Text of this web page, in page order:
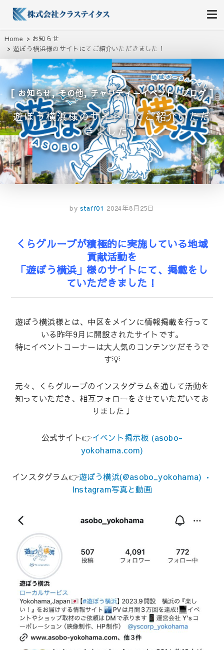
株式会社クラステイタス
地域のコミュニティーを大切にする企業
Home
お知らせ
遊ぼう横浜様のサイトにてご紹介いただきました！
お知らせ,その他,チャリティーイベント,ブログ
遊ぼう横浜様のサイトにてご紹介いただ
きました！
by staff01 2024年8月25日
くらグループが積極的に実施している地域
貢献活動を
「遊ぼう横浜」様のサイトにて、掲載をし
ていただきました！
遊ぼう横浜様とは、中区をメインに情報掲載を行って
いる昨年9月に開設されたサイトです。
特にイベントコーナーは大人気のコンテンツだそうで
す💡
元々、くらグループのインスタグラムを通して活動を
知っていただき、相互フォローをさせていただいてお
りました♩
公式サイト👉イベント掲示板 (asobo-
yokohama.com)
インスタグラム👉遊ぼう横浜(@asobo_yokohama) •
Instagram写真と動画